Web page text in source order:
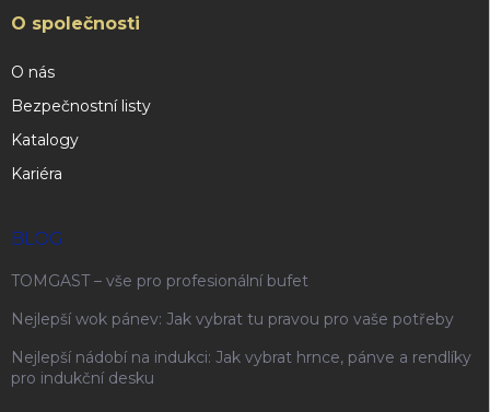
O společnosti
O nás
Bezpečnostní listy
Katalogy
Kariéra
BLOG
TOMGAST – vše pro profesionální bufet
Nejlepší wok pánev: Jak vybrat tu pravou pro vaše potřeby
Nejlepší nádobí na indukci: Jak vybrat hrnce, pánve a rendlíky
pro indukční desku